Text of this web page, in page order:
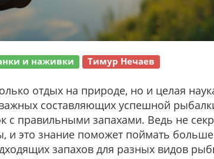
и наживки Тимур Нечаев
отдых на природе, но и целая
составляющих успешной
с правильными запахами. Ведь не
и это знание поможет поймать
запахов для разных видов